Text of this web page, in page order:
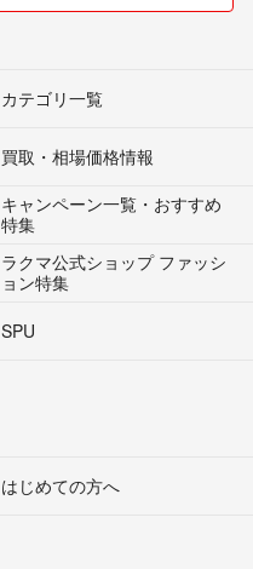
カテゴリ一覧
買取・相場価格情報
キャンペーン一覧・おすすめ
特集
ラクマ公式ショップ ファッシ
ョン特集
SPU
はじめての方へ